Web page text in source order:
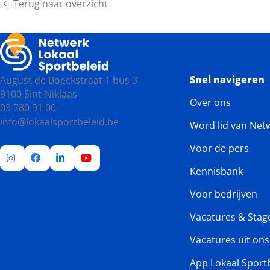
najaarsvergaderingen
2026
Terug naar overzicht
August de Boeckstraat 1 bus 3
9100 Sint-Niklaas
03 780 91 00
info@lokaalsportbeleid.be
Snel navigeren
Over ons
Word lid van
Voor de pers
Kennisbank
Voor bedrijven
Vacatures &
Vacatures uit
App Lokaal